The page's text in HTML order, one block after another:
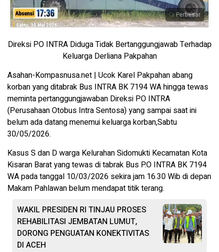
Perbesar
Direksi PO INTRA Diduga Tidak Bertanggungjawab Terhadap
Keluarga Derliana Pakpahan
Asahan-Kompasnusa.net | Ucok Karel Pakpahan abang
korban yang ditabrak Bus INTRA BK 7194 WA hingga tewas
meminta pertanggungjawaban Direksi PO INTRA
(Perusahaan Otobus Intra Sentosa) yang sampai saat ini
belum ada datang menemui keluarga korban,Sabtu
30/05/2026.
Kasus S dan D warga Kelurahan Sidomukti Kecamatan Kota
Kisaran Barat yang tewas di tabrak Bus P.O INTRA BK 7194
WA pada tanggal 10/03/2026 sekira jam 16.30 Wib di depan
Makam Pahlawan belum mendapat titik terang.
WAKIL PRESIDEN RI TINJAU PROSES
REHABILITASI JEMBATAN LUMUT,
DORONG PENGUATAN KONEKTIVITAS
DI ACEH